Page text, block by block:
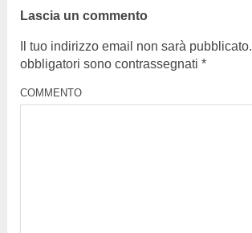
Lascia un commento
Il tuo indirizzo email non sarà pubblicato.
obbligatori sono contrassegnati *
COMMENTO